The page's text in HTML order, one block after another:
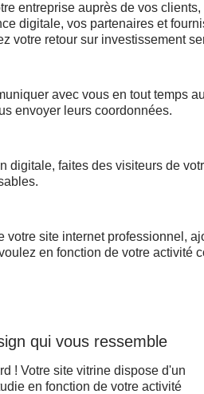
entreprise auprès de vos
digitale, vos partenaires et
votre retour sur investissement
avec vous en tout temps
envoyer leurs coordonnées.
digitale, faites des visiteurs de
votre site internet professionnel,
en fonction de votre activité
qui vous ressemble
! Votre site vitrine dispose d'un
en fonction de votre activité